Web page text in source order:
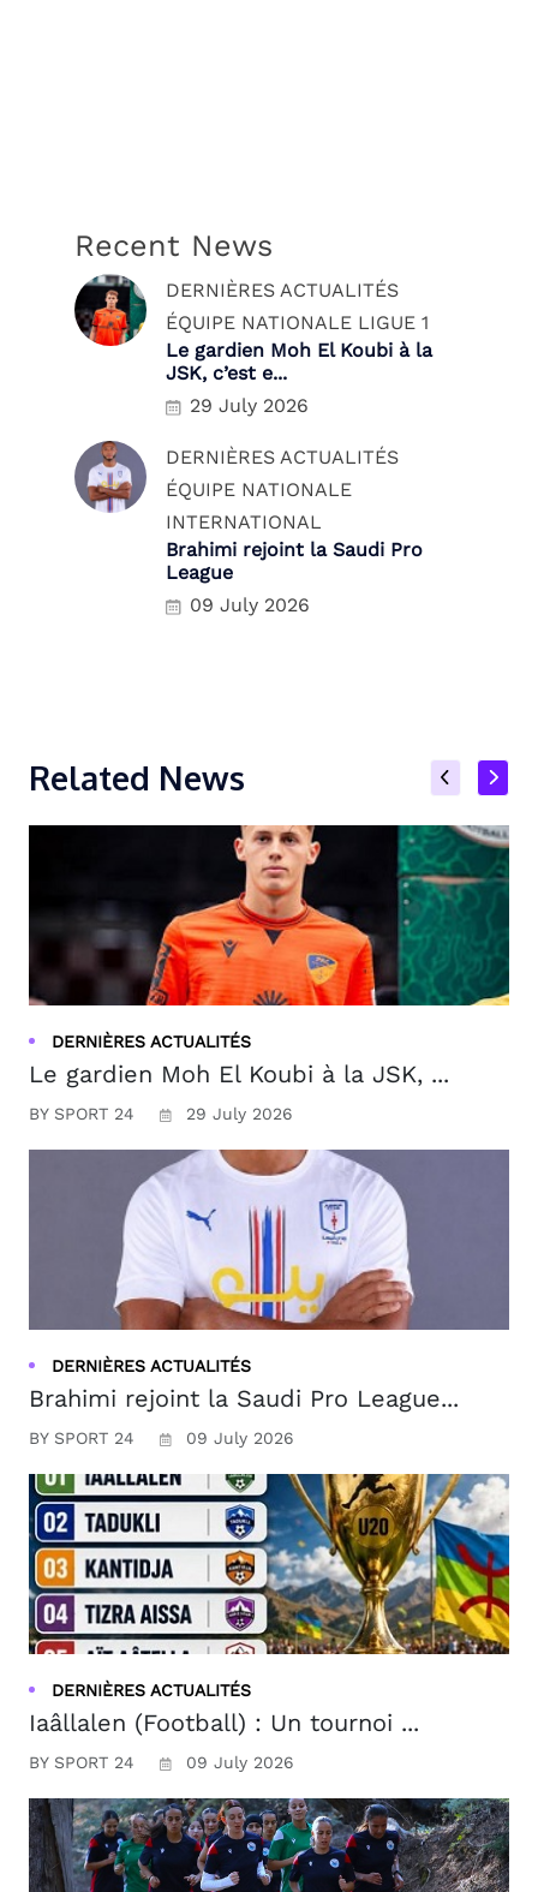
Recent News
DERNIÈRES ACTUALITÉS
ÉQUIPE NATIONALE LIGUE 1
Le gardien Moh El Koubi à la
JSK, c’est e...
29 July 2026
DERNIÈRES ACTUALITÉS
ÉQUIPE NATIONALE
INTERNATIONAL
Brahimi rejoint la Saudi Pro
League
09 July 2026
Related News
DERNIÈRES ACTUALITÉS
Le gardien Moh El Koubi à la JSK, ...
BY SPORT 24 29 July 2026
DERNIÈRES ACTUALITÉS
Brahimi rejoint la Saudi Pro League...
BY SPORT 24 09 July 2026
DERNIÈRES ACTUALITÉS
Iaâllalen (Football) : Un tournoi ...
BY SPORT 24 09 July 2026